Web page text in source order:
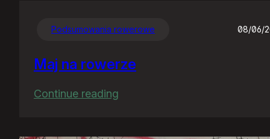
Podsumowania rowerowe 08/06/
Maj na rowerze
Continue reading